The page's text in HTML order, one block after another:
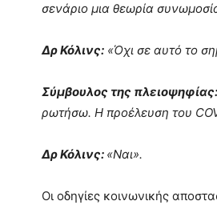
σενάριο μια θεωρία
Δρ Κόλινς: «Όχι σε αυτό το
Σύμβουλος της πλειοψηφίας:
ρωτήσω. Η προέλευση του
Δρ Κόλινς: «Ναι».
Οι οδηγίες κοινωνικής